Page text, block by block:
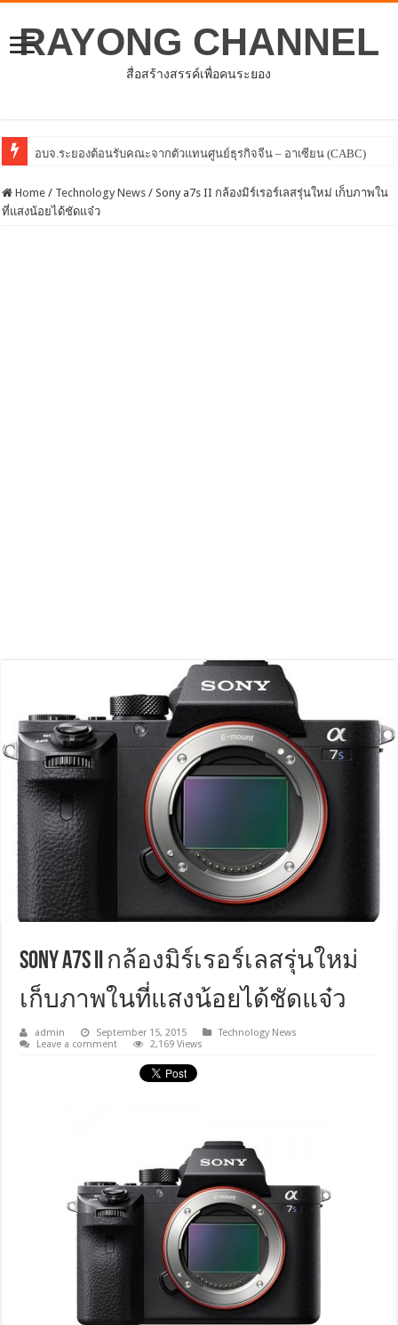
RAYONG CHANNEL
สื่อสร้างสรรค์เพื่อคนระยอง
โครงการพัฒนาศักยภาพบุคลากร
Home / Technology News / Sony a7s II กล้องมิร์เรอร์เลสรุ่นใหม่ เก็บภาพใน
ที่แสงน้อยได้ชัดแจ๋ว
Sony a7s II กล้องมิร์เรอร์เลสรุ่นใหม่
เก็บภาพในที่แสงน้อยได้ชัดแจ๋ว
admin September 15, 2015
Technology News
Leave a comment
2,169 Views